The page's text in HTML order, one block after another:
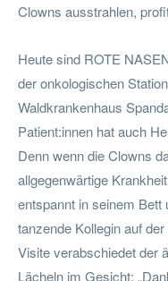
Clowns ausstrahlen,
Heute sind ROTE
der onkologischen
Waldkrankenhaus
Patient:innen hat auch
Denn wenn die Clowns
allgegenwärtige
entspannt in seinem
tanzende Kollegin auf
Visite verabschiedet der
Lächeln im Gesicht: